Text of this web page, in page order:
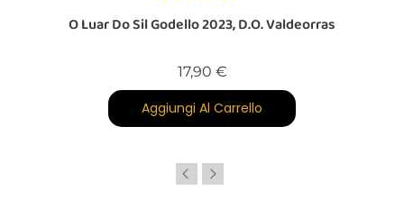
O Luar Do Sil Godello 2023, D.O. Valdeorras
17,90 €Prezzo
Aggiungi Al Carrello